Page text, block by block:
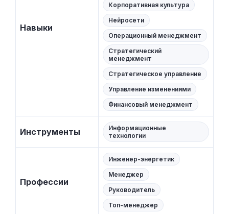
Навыки
Корпоративная культура
Нейросети
Операционный менеджмент
Стратегический
менеджмент
Стратегическое управление
Управление изменениями
Финансовый менеджмент
Инструменты
Информационные
технологии
Профессии
Инженер-энергетик
Менеджер
Руководитель
Топ-менеджер